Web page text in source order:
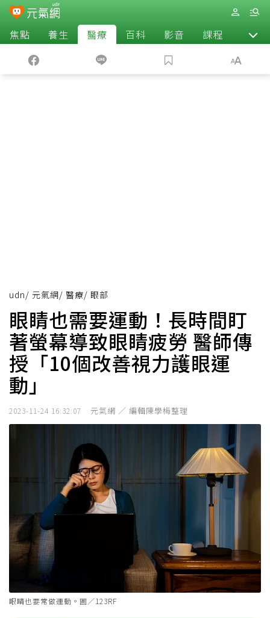
焦點 養生 醫療 百科 影音 課程 退休
udn/ 元氣網/ 醫療/ 眼部
眼睛也需要運動！長時間盯
著螢幕導致眼睛疲勞 醫師傳
授「10個改善視力護眼運
動」
2023-11-24 16:32:07 元氣網 ／ 編輯陳學梅整理
眼睛也要常做運動。圖／123RF